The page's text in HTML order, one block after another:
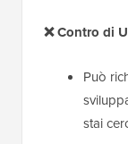
❌Contro di
Può
stai